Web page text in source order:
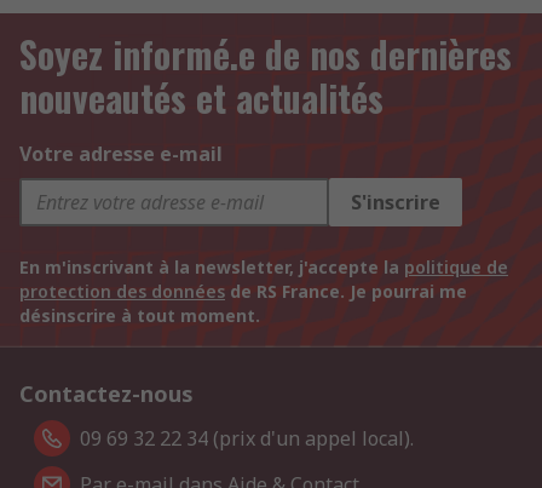
Soyez informé.e de nos dernières
nouveautés et actualités
Votre adresse e-mail
S'inscrire
En m'inscrivant à la newsletter, j'accepte la politique de
protection des données de RS France. Je pourrai me
désinscrire à tout moment.
Contactez-nous
09 69 32 22 34 (prix d'un appel local).